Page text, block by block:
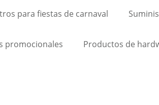
para fiestas de carnaval
promocionales Productos de